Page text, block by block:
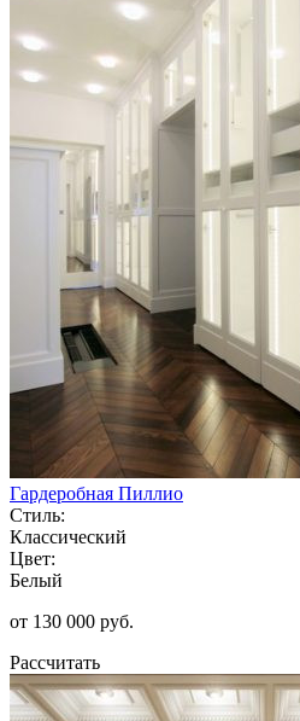
Гардеробная Пиллио
Стиль:
Классический
Цвет:
Белый
от 130 000 руб.
Рассчитать